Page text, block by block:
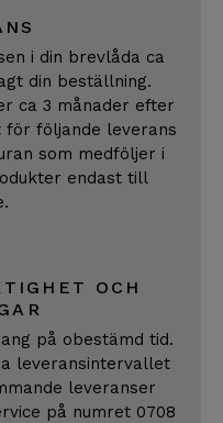
i din brevlåda ca
din beställning.
ca 3 månader efter
för följande leverans
som medföljer i
endast till
OCH
på obestämd tid.
leveransintervallet
leveranser
på numret 0708